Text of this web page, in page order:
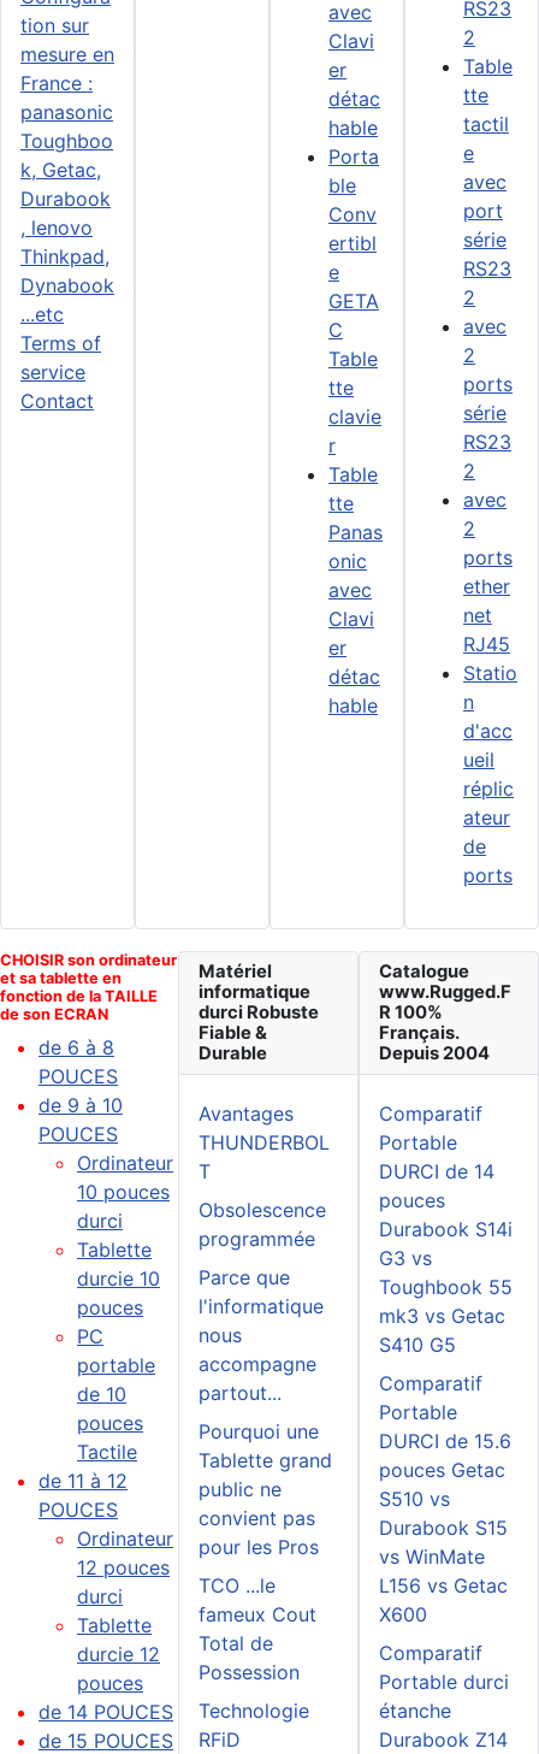
Terms of
service
Contact
avec
Clavi
er
détac
hable
Porta
ble
Conv
ertibl
e
GETA
C
Table
tte
clavie
r
Table
tte
Panas
onic
avec
Clavi
er
détac
hable
RS23
2
Table
tte
tactil
e
avec
port
série
RS23
2
avec
2
ports
série
RS23
2
avec
2
ports
ether
net
RJ45
Statio
n
d'acc
ueil
réplic
ateur
de
ports
CHOISIR son ordinateur
et sa tablette en
fonction de la TAILLE
de son ECRAN
de 6 à 8
POUCES
de 9 à 10
POUCES
Ordinateur
10 pouces
durci
Tablette
durcie 10
pouces
PC
portable
de 10
pouces
Tactile
de 11 à 12
POUCES
Ordinateur
12 pouces
durci
Tablette
durcie 12
pouces
de 14 POUCES
de 15 POUCES
Matériel
informatique
durci Robuste
Fiable &
Durable
Avantages
THUNDERBOL
T
Obsolescence
programmée
Parce que
l'informatique
nous
accompagne
partout...
Pourquoi une
Tablette grand
public ne
convient pas
pour les Pros
TCO ...le
fameux Cout
Total de
Possession
Technologie
RFiD
Catalogue
www.Rugged.F
R 100%
Français.
Depuis 2004
Comparatif
Portable
DURCI de 14
pouces
Durabook S14i
G3 vs
Toughbook 55
mk3 vs Getac
S410 G5
Comparatif
Portable
DURCI de 15.6
pouces Getac
S510 vs
Durabook S15
vs WinMate
L156 vs Getac
X600
Comparatif
Portable durci
étanche
Durabook Z14